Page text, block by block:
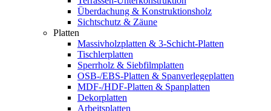
Überdachung & Konstruktionsholz
Sichtschutz & Zäune
Platten
Massivholzplatten & 3-Schicht-Platten
Tischlerplatten
Sperrholz & Siebfilmplatten
OSB-/EBS-Platten & Spanverlegeplatten
MDF-/HDF-Platten & Spanplatten
Dekorplatten
Arbeitsplatten